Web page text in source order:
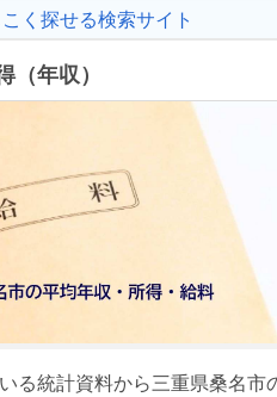
く探せる検索サイト
（年収）
る統計資料から三重県桑名市